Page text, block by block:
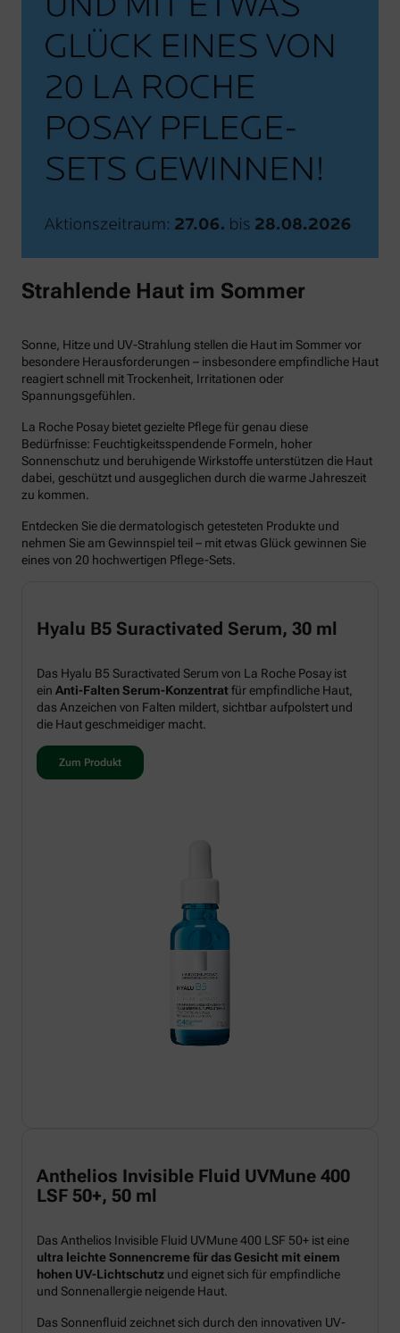
Strahlende Haut im Sommer
Sonne, Hitze und UV-Strahlung stellen die Haut im Sommer vor
besondere Herausforderungen – insbesondere empfindliche Haut
reagiert schnell mit Trockenheit, Irritationen oder
Spannungsgefühlen.
La Roche Posay bietet gezielte Pflege für genau diese
Bedürfnisse: Feuchtigkeitsspendende Formeln, hoher
Sonnenschutz und beruhigende Wirkstoffe unterstützen die Haut
dabei, geschützt und ausgeglichen durch die warme Jahreszeit
zu kommen.
Entdecken Sie die dermatologisch getesteten Produkte und
nehmen Sie am Gewinnspiel teil – mit etwas Glück gewinnen Sie
eines von 20 hochwertigen Pflege-Sets.
Hyalu B5 Suractivated Serum, 30 ml
Das Hyalu B5 Suractivated Serum von La Roche Posay ist
ein Anti-Falten Serum-Konzentratfür empfindliche Haut,
das Anzeichen von Falten mildert, sichtbar aufpolstert und
die Haut geschmeidiger macht.
Zum Produkt
Anthelios Invisible Fluid UVMune 400
LSF 50+, 50 ml
Das Anthelios Invisible Fluid UVMune 400 LSF 50+ ist eine
ultra leichte Sonnencreme für das Gesicht mit einem
hohen UV-Lichtschutz und eignet sich für empfindliche
und Sonnenallergie neigende Haut.
Das Sonnenfluid zeichnet sich durch den innovativen UV-